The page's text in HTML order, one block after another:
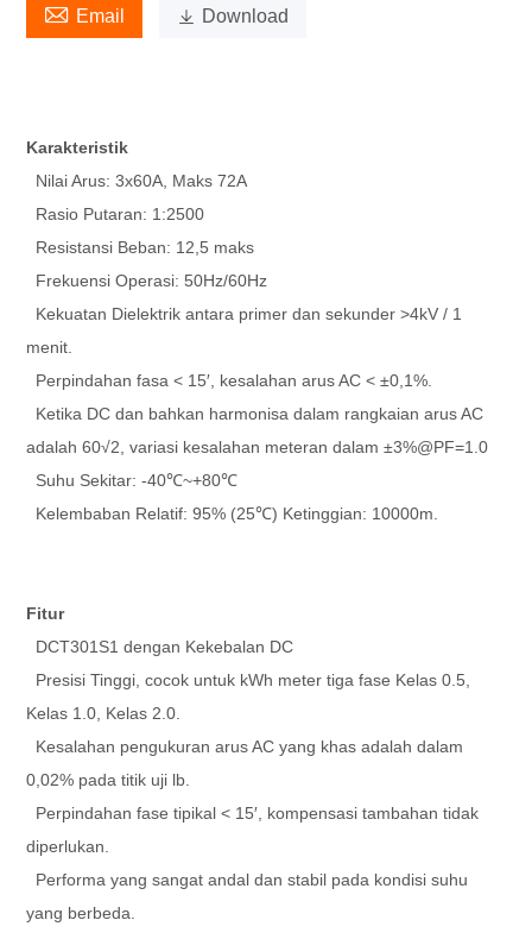
 Email  Download
Karakteristik
Nilai Arus: 3x60A, Maks 72A
Rasio Putaran: 1:2500
Resistansi Beban: 12,5 maks
Frekuensi Operasi: 50Hz/60Hz
Kekuatan Dielektrik antara primer dan sekunder >4kV / 1
menit.
Perpindahan fasa < 15′, kesalahan arus AC < ±0,1%.
Ketika DC dan bahkan harmonisa dalam rangkaian arus AC
adalah 60√2, variasi kesalahan meteran dalam ±3%@PF=1.0
Suhu Sekitar: -40℃~+80℃
Kelembaban Relatif: 95% (25℃) Ketinggian: 10000m.
Fitur
DCT301S1 dengan Kekebalan DC
Presisi Tinggi, cocok untuk kWh meter tiga fase Kelas 0.5,
Kelas 1.0, Kelas 2.0.
Kesalahan pengukuran arus AC yang khas adalah dalam
0,02% pada titik uji lb.
Perpindahan fase tipikal < 15′, kompensasi tambahan tidak
diperlukan.
Performa yang sangat andal dan stabil pada kondisi suhu
yang berbeda.